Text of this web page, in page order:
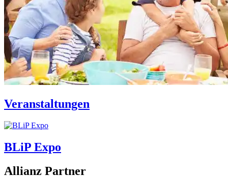
Veranstaltungen
BLiP Expo
Allianz Partner